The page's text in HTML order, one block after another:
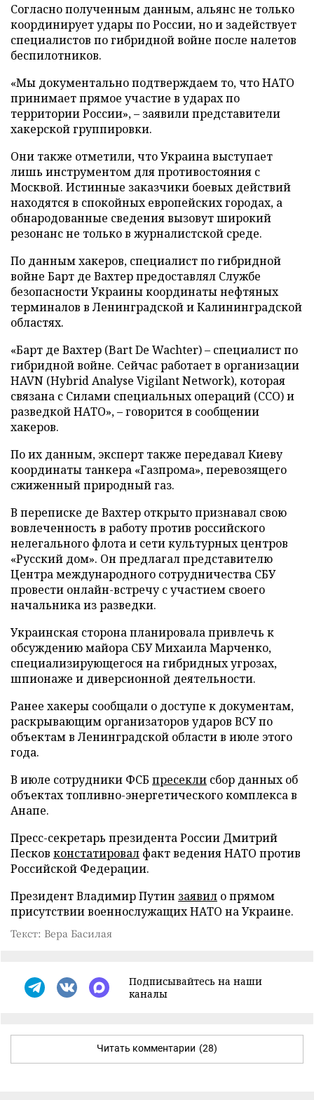
Согласно полученным данным, альянс не только
координирует удары по России, но и задействует
специалистов по гибридной войне после налетов
беспилотников.
«Мы документально подтверждаем то, что НАТО
принимает прямое участие в ударах по
территории России», – заявили представители
хакерской группировки.
Они также отметили, что Украина выступает
лишь инструментом для противостояния с
Москвой. Истинные заказчики боевых действий
находятся в спокойных европейских городах, а
обнародованные сведения вызовут широкий
резонанс не только в журналистской среде.
По данным хакеров, специалист по гибридной
войне Барт де Вахтер предоставлял Службе
безопасности Украины координаты нефтяных
терминалов в Ленинградской и Калининградской
областях.
«Барт де Вахтер (Bart De Wachter) – специалист по
гибридной войне. Сейчас работает в организации
HAVN (Hybrid Analyse Vigilant Network), которая
связана с Силами специальных операций (ССО) и
разведкой НАТО», – говорится в сообщении
хакеров.
По их данным, эксперт также передавал Киеву
координаты танкера «Газпрома», перевозящего
сжиженный природный газ.
В переписке де Вахтер открыто признавал свою
вовлеченность в работу против российского
нелегального флота и сети культурных центров
«Русский дом». Он предлагал представителю
Центра международного сотрудничества СБУ
провести онлайн-встречу с участием своего
начальника из разведки.
Украинская сторона планировала привлечь к
обсуждению майора СБУ Михаила Марченко,
специализирующегося на гибридных угрозах,
шпионаже и диверсионной деятельности.
Ранее хакеры сообщали о доступе к документам,
раскрывающим организаторов ударов ВСУ по
объектам в Ленинградской области в июле этого
года.
В июле сотрудники ФСБ пресекли сбор данных об
объектах топливно-энергетического комплекса в
Анапе.
Пресс-секретарь президента России Дмитрий
Песков констатировал факт ведения НАТО против
Российской Федерации.
Президент Владимир Путин заявил о прямом
присутствии военнослужащих НАТО на Украине.
Текст: Вера Басилая
Подписывайтесь на наши
каналы
Читать комментарии (28)